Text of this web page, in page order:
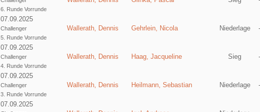
6. Runde Vorrunde
07.09.2025
Challenger
5. Runde Vorrunde
Wallerath, Dennis Gehrlein, Nicola Niederlage -
07.09.2025
Challenger
4. Runde Vorrunde
Wallerath, Dennis Haag, Jacqueline Sieg -
07.09.2025
Challenger
3. Runde Vorrunde
Wallerath, Dennis Heilmann, Sebastian Niederlage -
07.09.2025